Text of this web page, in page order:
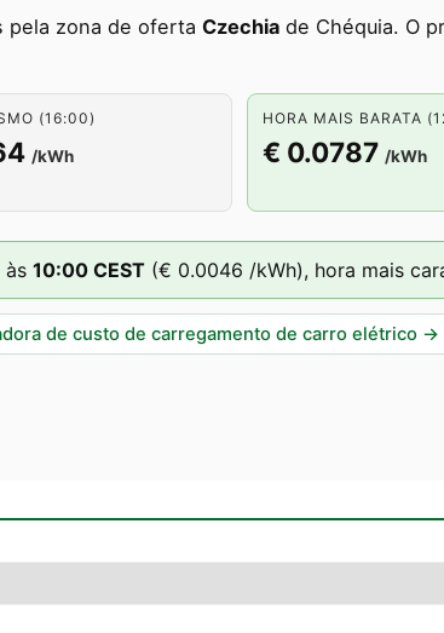
pela zona de oferta Czechia de Chéquia. O
(16:00)
/kWh
HORA MAIS BARATA
€ 0.0787 /kWh
às 10:00 CEST (€ 0.0046 /kWh), hora mais
de custo de carregamento de carro elétrico →